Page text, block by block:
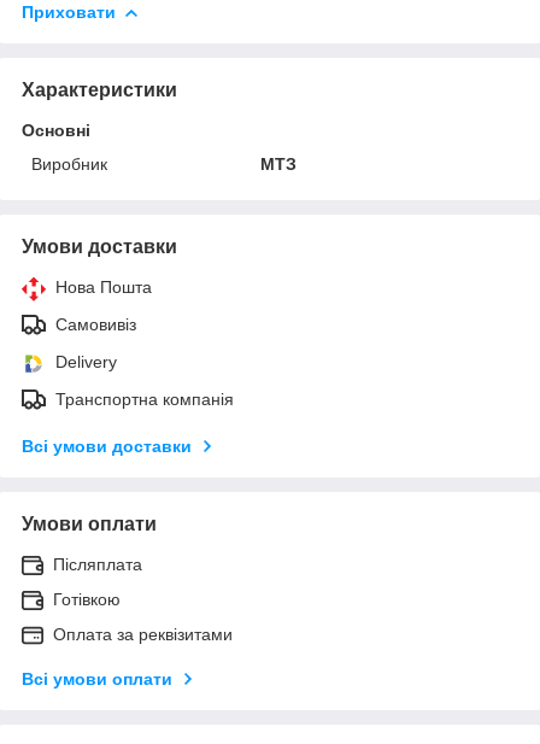
Приховати
Характеристики
Основні
Виробник
МТЗ
Умови доставки
Нова Пошта
Самовивіз
Delivery
Транспортна компанія
Всі умови доставки
Умови оплати
Післяплата
Готівкою
Оплата за реквізитами
Всі умови оплати